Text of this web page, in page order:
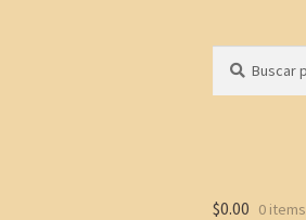
$0.00 0 items